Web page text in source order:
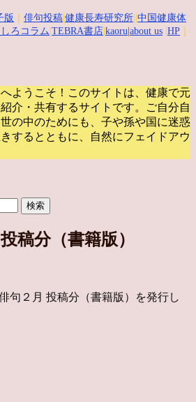
版 俳句投稿 健康長寿研究所 中国健康体
ろコラム TEBRA書店 kaoru |about us HP
ようこそ！このサイトは、健康で元
介・共有するサイトです。
ご自分自
の中のためにも、子や孫や国に迷惑
するとともに、自然にフェイドアウ
稿分（書籍版）
句２月 投稿分（書籍版）を発行し